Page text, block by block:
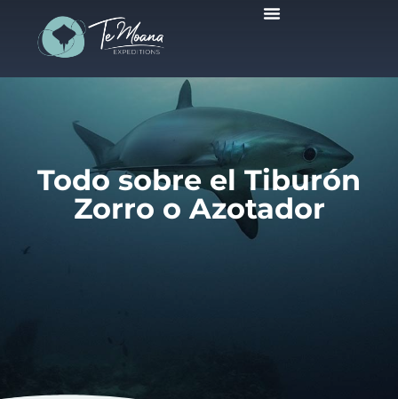
Todo sobre el Tiburón
Zorro o Azotador